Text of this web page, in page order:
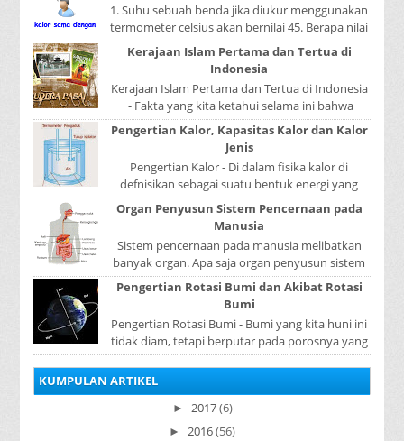
1. Suhu sebuah benda jika diukur menggunakan
termometer celsius akan bernilai 45. Berapa nilai
yang ditunjukkan oleh termometer Reamur, ...
Kerajaan Islam Pertama dan Tertua di
Indonesia
Kerajaan Islam Pertama dan Tertua di Indonesia
- Fakta yang kita ketahui selama ini bahwa
kerajaan Samudera Pasai merupakan kerajaan ...
Pengertian Kalor, Kapasitas Kalor dan Kalor
Jenis
Pengertian Kalor - Di dalam fisika kalor di
defnisikan sebagai suatu bentuk energi yang
dapat berpindah atau mengalir dari benda yang
...
Organ Penyusun Sistem Pencernaan pada
Manusia
Sistem pencernaan pada manusia melibatkan
banyak organ. Apa saja organ penyusun sistem
pencernaan pada manusia ? Organ penyusun
sistem p...
Pengertian Rotasi Bumi dan Akibat Rotasi
Bumi
Pengertian Rotasi Bumi - Bumi yang kita huni ini
tidak diam, tetapi berputar pada porosnya yang
disebut rotasi bumi. Waktu yang diperlukan...
KUMPULAN ARTIKEL
► 2017(6)
► 2016(56)